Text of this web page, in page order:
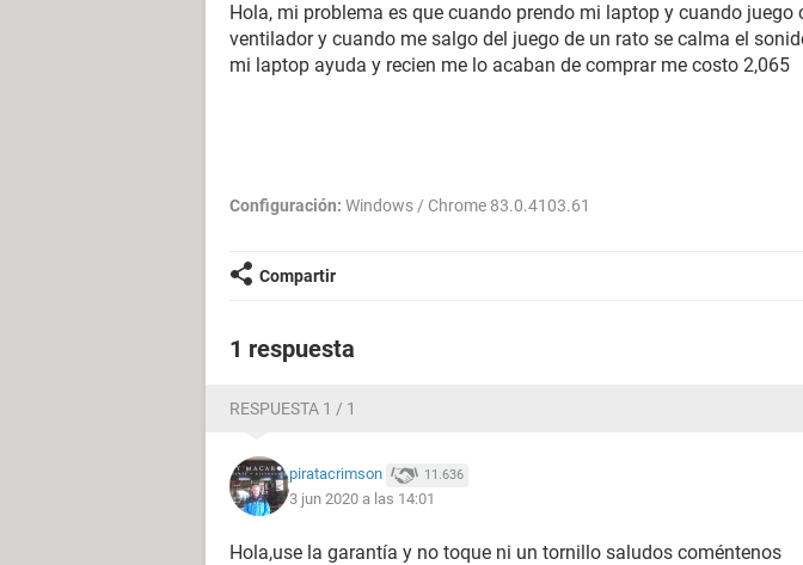
Hola, mi problema es que cuando prendo mi laptop y cuando juego
ventilador y cuando me salgo del juego de un rato se calma el
mi laptop ayuda y recien me lo acaban de comprar me costo 2,065
Configuración: Windows / Chrome 83.0.4103.61
Compartir
1 respuesta
RESPUESTA 1 / 1
piratacrimson 11.636
3 jun 2020 a las 14:01
Hola,use la garantía y no toque ni un tornillo saludos coméntenos